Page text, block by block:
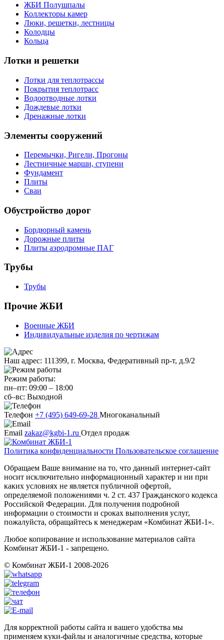
ЖБИ Полушпалы
Коллекторы камер
Люки, решетки, лестницы
Колодцы
Кольца
Лотки и решетки
Лотки для теплотрассы
Покрытия теплотрасс
Водоотводные лотки
Дождевые лотки
Дренажные лотки
Элементы сооружений
Перемычки, Ригели, Прогоны
Лестничные марши, ступени
Фундамент
Плиты
Сваи
Обустройство дорог
Бордюрный камень
Дорожные плиты
Плиты аэродромные ПАГ
Трубы
Трубы
Прочие ЖБИ
Военные ЖБИ
Индивидуальные изделия по чертижам
Наш адрес: 111399, г. Москва, Федеративный пр-т, д.9/2
Режим работы:
пн–пт: 09:00 – 18:00
сб–вс: Выходной
Телефон +7 (495) 649-69-28 Многоканальный
Email zakaz@kgbi-1.ru Отдел продаж
Политика конфиденциальности Пользовательское соглашение
Обращаем Ваше внимание на то, что данный интернет-сайт
носит исключительно информационный характер и ни при
каких условиях не является публичной офертой,
определяемой положениями ч. 2 ст. 437 Гражданского кодекса
Российской Федерации. Для получения подробной
информации о стоимости и сроках выполнения услуг,
пожалуйста, обращайтесь к менеджерам «Комбинат ЖБИ-1».
Любое копирование и использование материалов сайта
Комбинат ЖБИ-1 - запрещено.
© Комбинат ЖБИ-1 2008-2026
Для корректной работы сайта и вашего удобства мы
применяем куки-файлы и аналогичные средства, которые